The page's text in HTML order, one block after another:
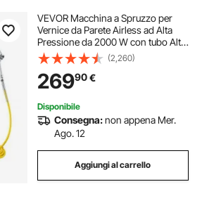
VEVOR Macchina a Spruzzo per
Vernice da Parete Airless ad Alta
Pressione da 2000 W con tubo Alta
Pressione, Macchina per
Spruzzatura da Parete, per Interni
Esterni a Base d'Acqua e a Base di
Olio
(2,260)
26990€
Disponibile
Consegna:non appena Mer.
Ago. 12
Aggiungi al carrello